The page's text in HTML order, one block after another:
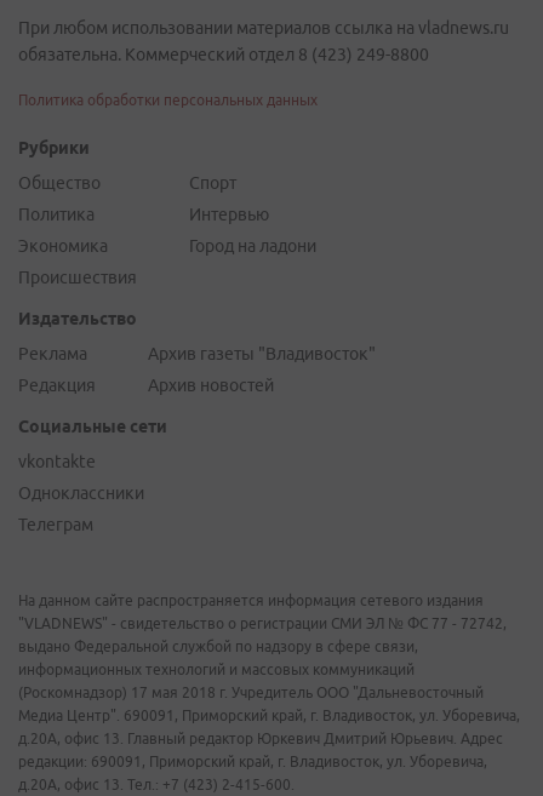
При любом использовании материалов ссылка на vladnews.ru
обязательна. Коммерческий отдел 8 (423) 249-8800
Политика обработки персональных данных
Рубрики
Общество
Политика
Экономика
Происшествия
Спорт
Интервью
Город на ладони
Издательство
Реклама
Редакция
Архив газеты "Владивосток"
Архив новостей
Социальные сети
vkontakte
Одноклассники
Телеграм
На данном сайте распространяется информация сетевого издания
"VLADNEWS" - свидетельство о регистрации СМИ ЭЛ № ФС 77 - 72742,
выдано Федеральной службой по надзору в сфере связи,
информационных технологий и массовых коммуникаций
(Роскомнадзор) 17 мая 2018 г. Учредитель ООО "Дальневосточный
Медиа Центр". 690091, Приморский край, г. Владивосток, ул. Уборевича,
д.20А, офис 13. Главный редактор Юркевич Дмитрий Юрьевич. Адрес
редакции: 690091, Приморский край, г. Владивосток, ул. Уборевича,
д.20А, офис 13. Тел.: +7 (423) 2-415-600.